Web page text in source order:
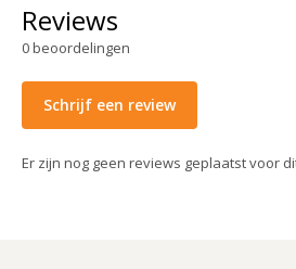
Reviews
0beoordelingen
Schrijf een review
Er zijn nog geen reviews geplaatst voor